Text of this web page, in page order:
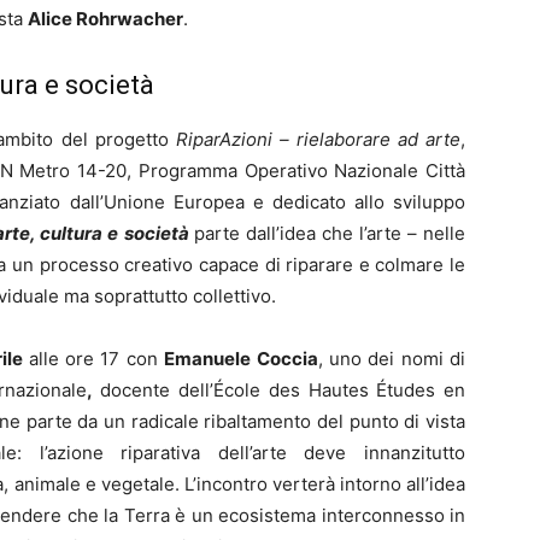
Alice Rohrwacher.
e società
del progetto RiparAzioni – rielaborare ad arte,
Metro 14-20, Programma Operativo Nazionale Città
dall’Unione Europea e dedicato allo sviluppo
cultura e società parte dall’idea che l’arte – nelle
processo creativo capace di riparare e colmare le
ma soprattutto collettivo.
alle ore 17 con Emanuele Coccia, uno dei nomi di
, docente dell’École des Hautes Études en
parte da un radicale ribaltamento del punto di vista
l’azione riparativa dell’arte deve innanzitutto
e vegetale. L’incontro verterà intorno all’idea
che la Terra è un ecosistema interconnesso in